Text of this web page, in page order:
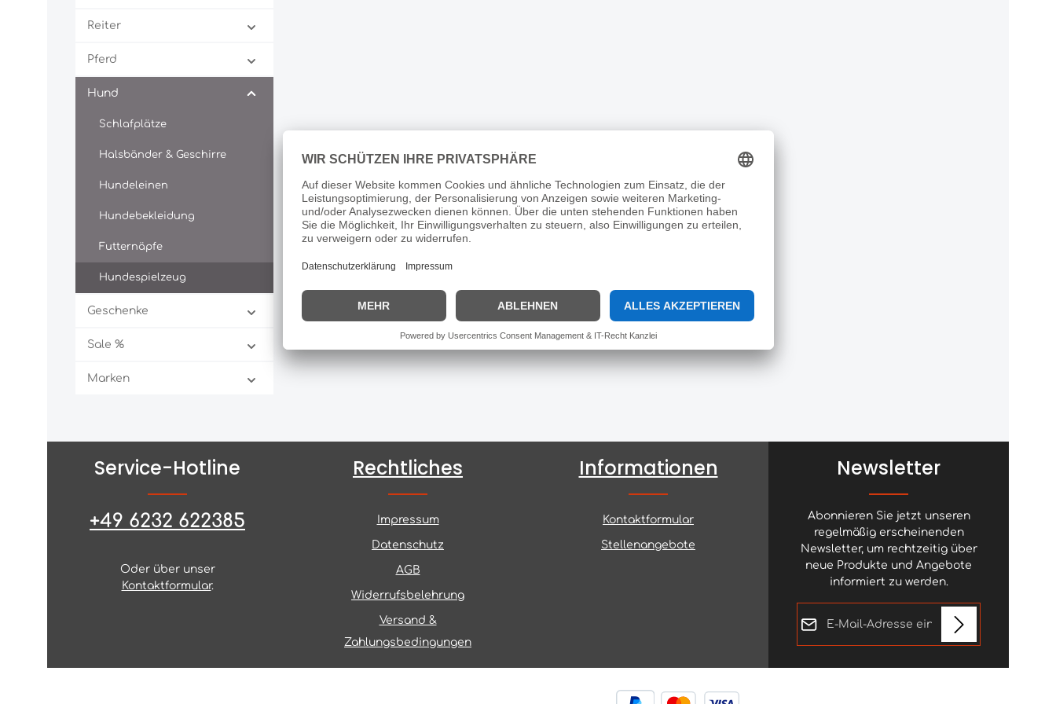
Reiter
Pferd
Hund
Schlafplätze
Halsbänder & Geschirre
Hundeleinen
Hundebekleidung
Futternäpfe
Hundespielzeug
Geschenke
Sale %
Marken
Service-Hotline
+49 6232 622385
Oder über unser
Kontaktformular.
Rechtliches
Impressum
Datenschutz
AGB
Widerrufsbelehrung
Versand &
Zahlungsbedingungen
Informationen
Kontaktformular
Stellenangebote
Newsletter
Abonnieren Sie jetzt unseren
regelmäßig erscheinenden
Newsletter, um rechtzeitig über
neue Produkte und Angebote
informiert zu werden.
E-Mail-Adresse*
und es gelten dieDatenschutzrichtlinieund